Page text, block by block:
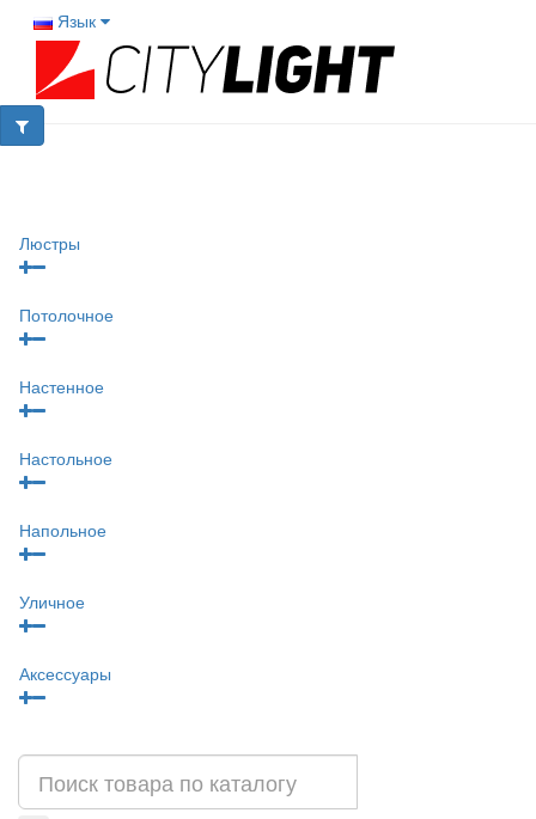
Язык
Люстры
Потолочное
Настенное
Настольное
Напольное
Уличное
Аксессуары